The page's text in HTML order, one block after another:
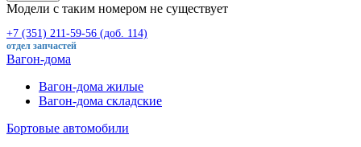
Модели с таким номером не существует
+7 (351) 211-59-56 (доб. 114)
отдел запчастей
Вагон-дома
Вагон-дома жилые
Вагон-дома складские
Бортовые автомобили